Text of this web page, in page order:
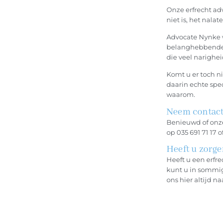
Onze erfrecht
niet is, het
Advocate
die veel
Komt u er toch
daarin echte
waarom.
Neem
Benieuwd of
op 035 691 71 17
Heeft u
Heeft u een
kunt u in
ons hier altijd